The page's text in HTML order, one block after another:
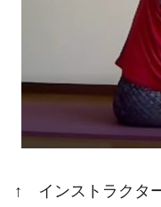
↑ インストラクタ